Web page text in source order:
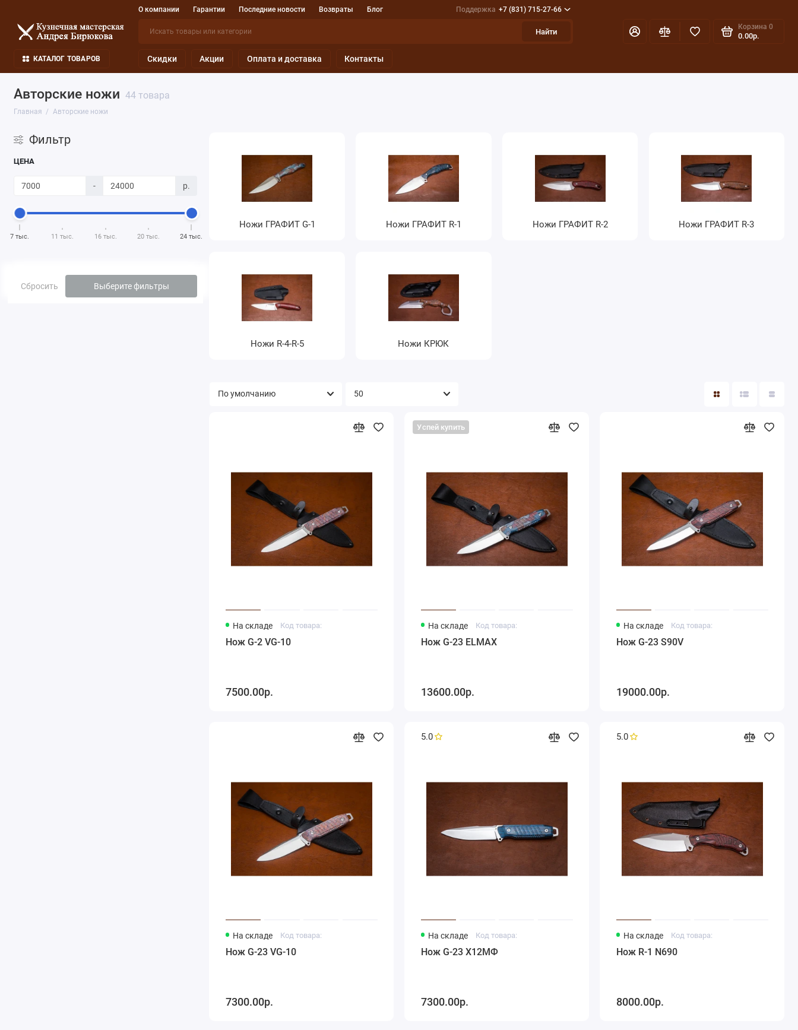
О компании Гарантии Последние новости Возвраты Блог Поддержка +7 (831) 715-27-66
Найти
Корзина 0
0.00р.
КАТАЛОГ ТОВАРОВ Скидки Акции Оплата и доставка Контакты
Авторские ножи 44 товара
Главная Авторские ножи
Фильтр
ЦЕНА
- р.
7 тыс. 11 тыс. 16 тыс. 20 тыс. 24 тыс.
Сбросить Выберите фильтры
Ножи ГРАФИТ G-1 Ножи ГРАФИТ R-1 Ножи ГРАФИТ R-2 Ножи ГРАФИТ R-3
Ножи R-4-R-5 Ножи КРЮК
На складе Код товара:
Нож G-2 VG-10
7500.00р.
Успей купить
На складе Код товара:
Нож G-23 ELMAX
13600.00р.
На складе Код товара:
Нож G-23 S90V
19000.00р.
На складе Код товара:
Нож G-23 VG-10
7300.00р.
5.0
На складе Код товара:
Нож G-23 Х12МФ
7300.00р.
5.0
На складе Код товара:
Нож R-1 N690
8000.00р.